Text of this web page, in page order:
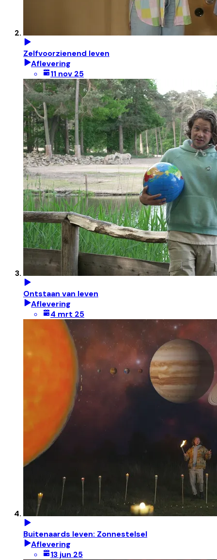
Zelfvoorzienend leven
Aflevering
11 nov 25
Ontstaan van leven
Aflevering
4 mrt 25
Buitenaards leven: Zonnestelsel
Aflevering
13 jun 25